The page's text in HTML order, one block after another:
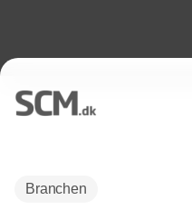
Branchen